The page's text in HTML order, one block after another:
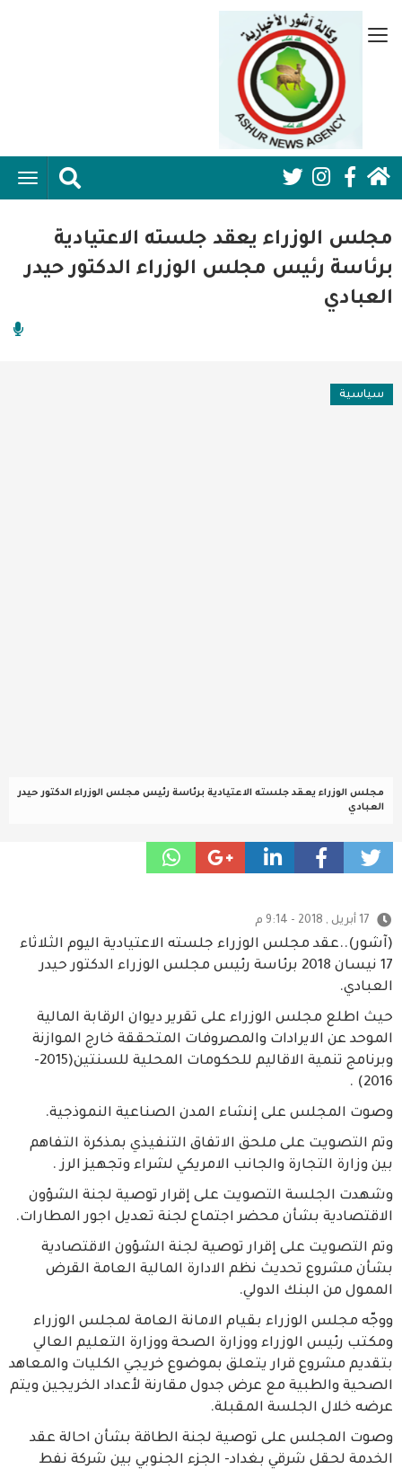
إلى
Social
Media:
Header
مجلس الوزراء يعقد جلسته الاعتيادية
برئاسة رئيس مجلس الوزراء الدكتور حيدر
العبادي
سياسية
مجلس الوزراء يعقد جلسته الاعتيادية برئاسة رئيس مجلس الوزراء الدكتور حيدر
العبادي
17 أبريل , 2018 - 9:14 م
(آشور)..عقد مجلس الوزراء جلسته الاعتيادية اليوم الثلاثاء
17 نيسان 2018 برئاسة رئيس مجلس الوزراء الدكتور حيدر
العبادي.
حيث اطلع مجلس الوزراء على تقرير ديوان الرقابة المالية
الموحد عن الايرادات والمصروفات المتحققة خارج الموازنة
وبرنامج تنمية الاقاليم للحكومات المحلية للسنتين(2015-
2016) .
وصوت المجلس على إنشاء المدن الصناعية النموذجية.
وتم التصويت على ملحق الاتفاق التنفيذي بمذكرة التفاهم
بين وزارة التجارة والجانب الامريكي لشراء وتجهيز الرز .
وشهدت الجلسة التصويت على إقرار توصية لجنة الشؤون
الاقتصادية بشأن محضر اجتماع لجنة تعديل اجور المطارات.
وتم التصويت على إقرار توصية لجنة الشؤون الاقتصادية
بشأن مشروع تحديث نظم الادارة المالية العامة القرض
الممول من البنك الدولي.
ووجّه مجلس الوزراء بقيام الامانة العامة لمجلس الوزراء
ومكتب رئيس الوزراء ووزارة الصحة ووزارة التعليم العالي
بتقديم مشروع قرار يتعلق بموضوع خريجي الكليات والمعاهد
الصحية والطبية مع عرض جدول مقارنة لأعداد الخريجين ويتم
عرضه خلال الجلسة المقبلة.
وصوت المجلس على توصية لجنة الطاقة بشأن احالة عقد
الخدمة لحقل شرقي بغداد- الجزء الجنوبي بين شركة نفط
قائمة
جانبية
الرئيسية
اقتصاد واعمال
امنية
فن وثقافة